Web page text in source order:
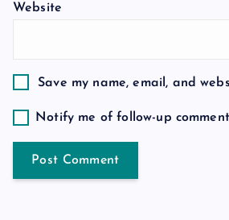
i
o
n
Website
Save my name, email, and
Notify me of follow-up